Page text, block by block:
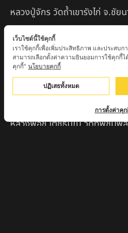
หลวงปู่จักร วัดถ้ำเขารังไก่ จ.ชัย
หลวงปู่พริ้ง ขันติพโล วัดซับชมพู่
หลวงปู่ครูบา สล่าอุวิจิ่งต๊ะ สำนัก
จ.เชียงใหม่
หลวงพ่อแป๋ว วัดดาวเรือง จ.สิงห์บุ
หลวงพ่อชู เตชธมฺโม วัดทัพชุมพ
เว็บไซต์นี้ใช้คุกกี้
เราใช้คุกกี้เพื่อเพิ่มประสิทธิภาพ และประสบ
สามารถเลือกตั้งค่าความยินยอมการใช้คุกกี้
คุกกี้" นโยบายคุกกี้
ปฏิเสธทั้งหมด
การตั้งค่าคุก